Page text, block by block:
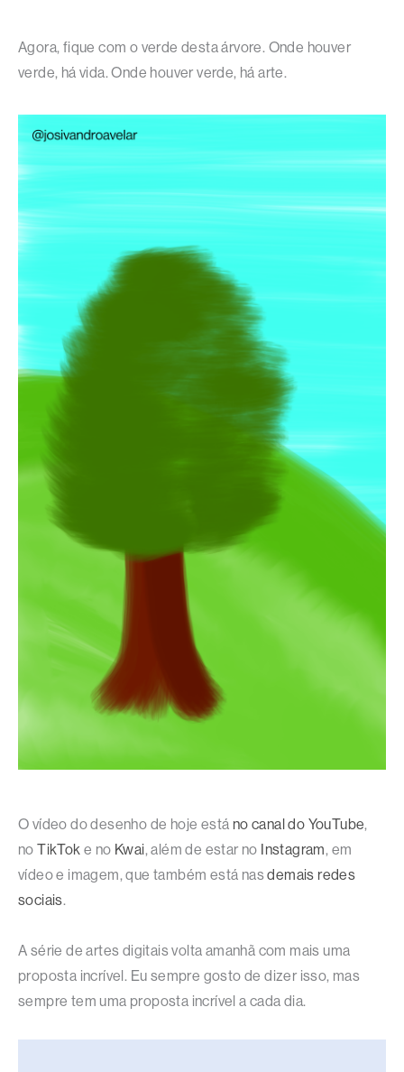
Agora, fique com o verde desta árvore. Onde houver
verde, há vida. Onde houver verde, há arte.
O vídeo do desenho de hoje está no canal do YouTube,
noTikTok e no Kwai, além de estar no Instagram, em
vídeo e imagem, que também está nasdemais redes
sociais.
A série de artes digitais volta amanhã com mais uma
proposta incrível. Eu sempre gosto de dizer isso, mas
sempre tem uma proposta incrível a cada dia.